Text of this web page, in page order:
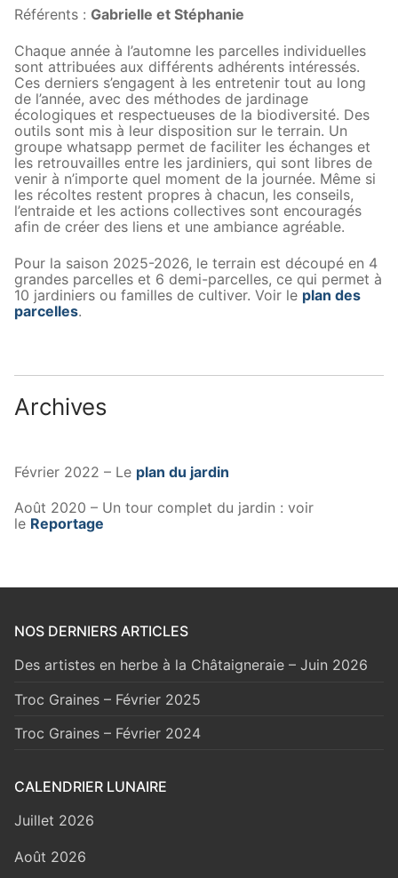
Référents : Gabrielle et Stéphanie
Chaque année à l’automne les parcelles individuelles
sont attribuées aux différents adhérents intéressés.
Ces derniers s’engagent à les entretenir tout au long
de l’année, avec des méthodes de jardinage
écologiques et respectueuses de la biodiversité. Des
outils sont mis à leur disposition sur le terrain. Un
groupe whatsapp permet de faciliter les échanges et
les retrouvailles entre les jardiniers, qui sont libres de
venir à n’importe quel moment de la journée. Même si
les récoltes restent propres à chacun, les conseils,
l’entraide et les actions collectives sont encouragés
afin de créer des liens et une ambiance agréable.
Pour la saison 2025-2026, le terrain est découpé en 4
grandes parcelles et 6 demi-parcelles, ce qui permet à
10 jardiniers ou familles de cultiver. Voir le plan des
parcelles.
Archives
Février 2022 – Le plan du jardin
Août 2020 – Un tour complet du jardin : voir
le Reportage
NOS DERNIERS ARTICLES
Des artistes en herbe à la Châtaigneraie – Juin 2026
Troc Graines – Février 2025
Troc Graines – Février 2024
CALENDRIER LUNAIRE
Juillet 2026
Août 2026